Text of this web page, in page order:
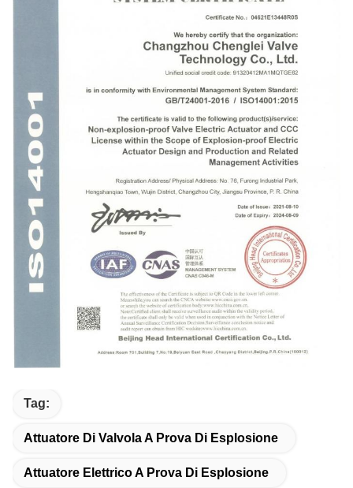
Tag:
Attuatore Di Valvola A Prova Di Esplosione
Attuatore Elettrico A Prova Di Esplosione